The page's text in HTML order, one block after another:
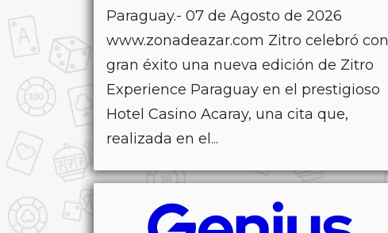
Paraguay.- 07 de Agosto de 2026
www.zonadeazar.com Zitro celebró con
gran éxito una nueva edición de Zitro
Experience Paraguay en el prestigioso
Hotel Casino Acaray, una cita que,
realizada en el...